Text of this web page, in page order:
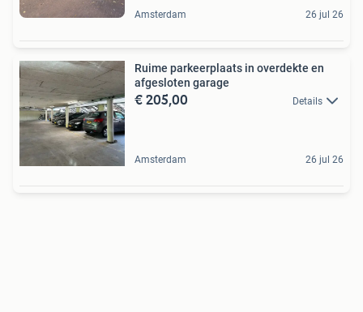
Amsterdam 26 jul 26
Ruime parkeerplaats in overdekte en
afgesloten garage
€ 205,00 Details
Amsterdam 26 jul 26